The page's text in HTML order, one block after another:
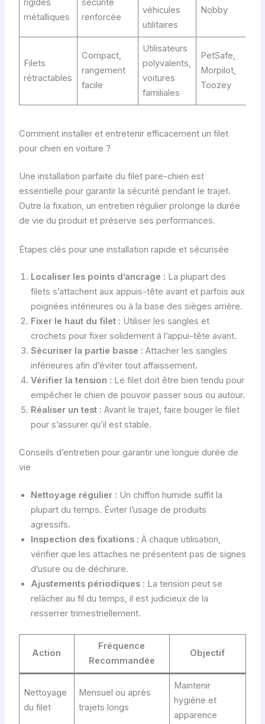
rigides
métalliques
sécurité
renforcée
véhicules
utilitaires
Nobby
Filets
rétractables
Compact,
rangement
facile
Utilisateurs
polyvalents,
voitures
familiales
PetSafe,
Morpilot,
Toozey
Comment installer et entretenir efficacement un filet
pour chien en voiture ?
Une installation parfaite du filet pare-chien est
essentielle pour garantir la sécurité pendant le trajet.
Outre la fixation, un entretien régulier prolonge la durée
de vie du produit et préserve ses performances.
Étapes clés pour une installation rapide et sécurisée
Localiser les points d’ancrage : La plupart des
filets s’attachent aux appuis-tête avant et parfois aux
poignées intérieures ou à la base des sièges arrière.
Fixer le haut du filet : Utiliser les sangles et
crochets pour fixer solidement à l’appui-tête avant.
Sécuriser la partie basse : Attacher les sangles
inférieures afin d’éviter tout affaissement.
Vérifier la tension : Le filet doit être bien tendu pour
empêcher le chien de pouvoir passer sous ou autour.
Réaliser un test : Avant le trajet, faire bouger le filet
pour s’assurer qu’il est stable.
Conseils d’entretien pour garantir une longue durée de
vie
Nettoyage régulier : Un chiffon humide suffit la
plupart du temps. Éviter l’usage de produits
agressifs.
Inspection des fixations : À chaque utilisation,
vérifier que les attaches ne présentent pas de signes
d’usure ou de déchirure.
Ajustements périodiques : La tension peut se
relâcher au fil du temps, il est judicieux de la
resserrer trimestriellement.
Action
Fréquence
Recommandée
Objectif
Nettoyage
du filet
Mensuel ou après
trajets longs
Maintenir
hygiène et
apparence